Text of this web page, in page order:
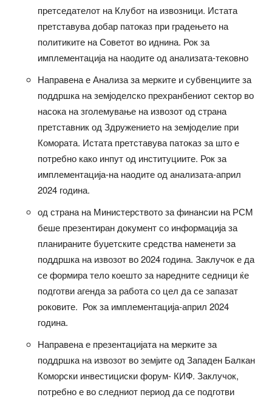
претседателот на Клубот на извозници. Истата
претставува добар патоказ при градењето на
политиките на Советот во иднина. Рок за
имплементација на наодите од анализата-тековно
Направена е Анализа за мерките и субвенциите за
поддршка на земјоделско прехранбениот сектор во
насока на зголемување на извозот од страна
претставник од Здружението на земјоделие при
Комората. Истата претставува патоказ за што е
потребно како инпут од институциите. Рок за
имплементација-на наодите од анализата-април
2024 година.
од страна на Министерството за финансии на РСМ
беше презентиран документ со информација за
планираните буџетските средства наменети за
поддршка на извозот во 2024 година. Заклучок е да
се формира тело коешто за наредните седници ќе
подготви агенда за работа со цел да се запазат
роковите. Рок за имплементација-април 2024
година.
Направена е презентацијата на мерките за
поддршка на извозот во земјите од Западен Балкан
Коморски инвестициски форум- КИФ. Заклучок,
потребно е во следниот период да се подготви